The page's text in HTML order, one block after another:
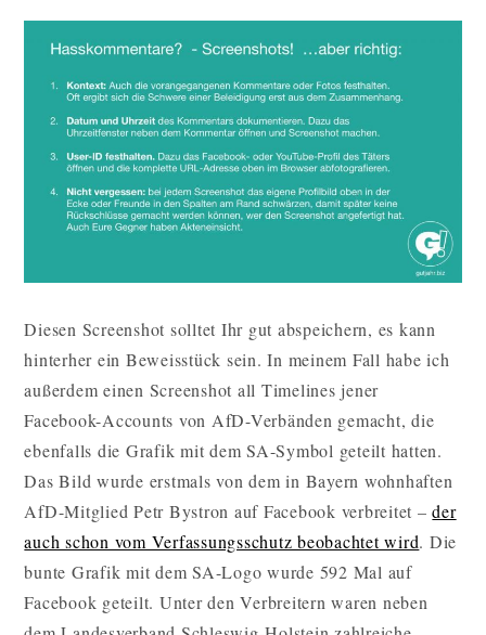
Diesen Screenshot solltet Ihr gut abspeichern, es kann
hinterher ein Beweisstück sein. In meinem Fall habe ich
außerdem einen Screenshot all Timelines jener
Facebook-Accounts von AfD-Verbänden gemacht, die
ebenfalls die Grafik mit dem SA-Symbol geteilt hatten.
Das Bild wurde erstmals von dem in Bayern wohnhaften
AfD-Mitglied Petr Bystron auf Facebook verbreitet –der
auch schon vom Verfassungsschutz beobachtet wird. Die
bunte Grafik mit dem SA-Logo wurde 592 Mal auf
Facebook geteilt. Unter den Verbreitern waren neben